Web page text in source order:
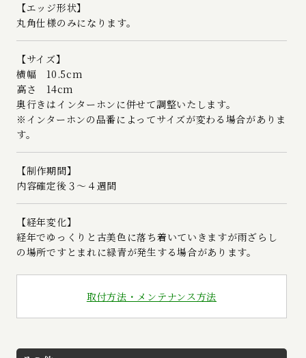
【エッジ形状】
丸角仕様のみになります。
【サイズ】
横幅 10.5cm
高さ 14cm
奥行きはインターホンに併せて調整いたします。
※インターホンの品番によってサイズが変わる場合がありま
す。
【制作期間】
内容確定後３～４週間
【経年変化】
経年でゆっくりと古美色に落ち着いていきますが雨ざらし
の場所ですとまれに緑青が発生する場合があります。
取付方法・メンテナンス方法